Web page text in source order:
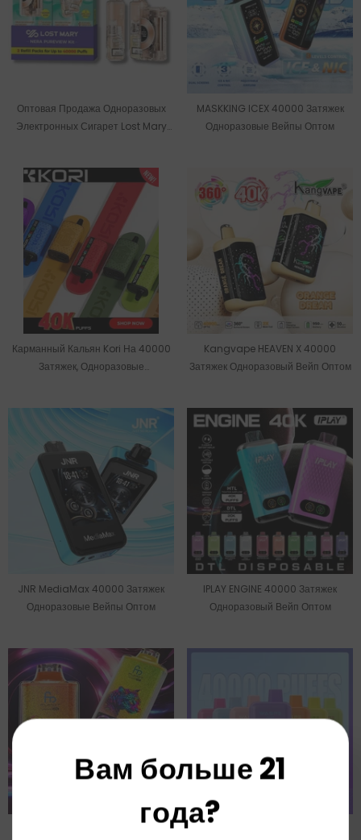
Оптовая Продажа Одноразовых
Электронных Сигарет Lost Mary
MASKKING ICEX 40000 Затяжек
Одноразовые Вейпы Оптом
Карманный Кальян Kori На 40000
Затяжек, Одноразовые
Kangvape HEAVEN X 40000
Затяжек Одноразовый Вейп Оптом
JNR MediaMax 40000 Затяжек
Одноразовые Вейпы Оптом
IPLAY ENGINE 40000 Затяжек
Одноразовый Вейп Оптом
Вам больше 21
года?